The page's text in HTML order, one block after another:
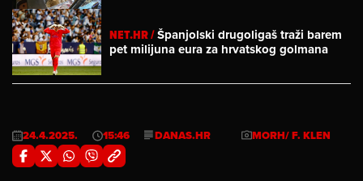
NET.HR /Španjolski drugoligaš traži barem
pet milijuna eura za hrvatskog golmana
24.4.2025. 15:46 DANAS.HR MORH/ F. KLEN